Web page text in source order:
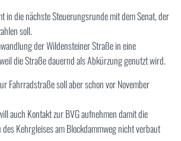
in die nächste Steuerungsrunde mit dem Senat, der
soll.
der Wildensteiner Straße in eine
die Straße dauernd als Abkürzung genutzt wird.
Fahrradstraße soll aber schon vor November
auch Kontakt zur BVG aufnehmen damit die
Kehrgleises am Blockdammweg nicht verbaut